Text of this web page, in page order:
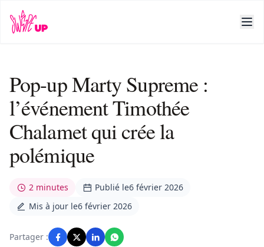
Pop-up Marty Supreme :
l’événement Timothée
Chalamet qui crée la
polémique
2 minutes Publié le6 février 2026
Mis à jour le6 février 2026
Partager :